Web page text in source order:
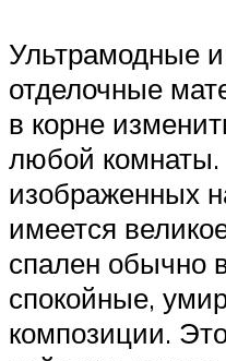
Ультрамодные
отделочные
в корне
любой
изображенных
имеется
спален обычно
спокойные,
композиции.